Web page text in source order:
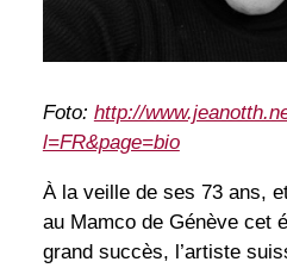
Foto: http://
l=FR&page=bio
À la veille de ses 73 ans,
au Mamco de Génève cet
grand succès, l’artiste